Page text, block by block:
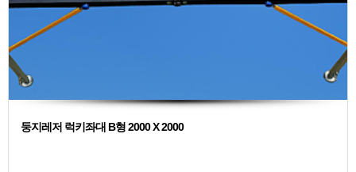
둥지레저 럭키좌대 B형 2000 X 2000